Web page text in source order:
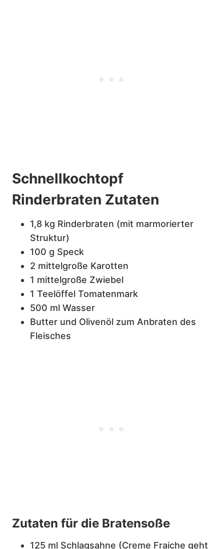
Schnellkochtopf
Rinderbraten Zutaten
1,8 kg Rinderbraten (mit marmorierter
Struktur)
100 g Speck
2 mittelgroße Karotten
1 mittelgroße Zwiebel
1 Teelöffel Tomatenmark
500 ml Wasser
Butter und Olivenöl zum Anbraten des
Fleisches
Zutaten für die Bratensoße
125 ml Schlagsahne (Creme Fraiche geht